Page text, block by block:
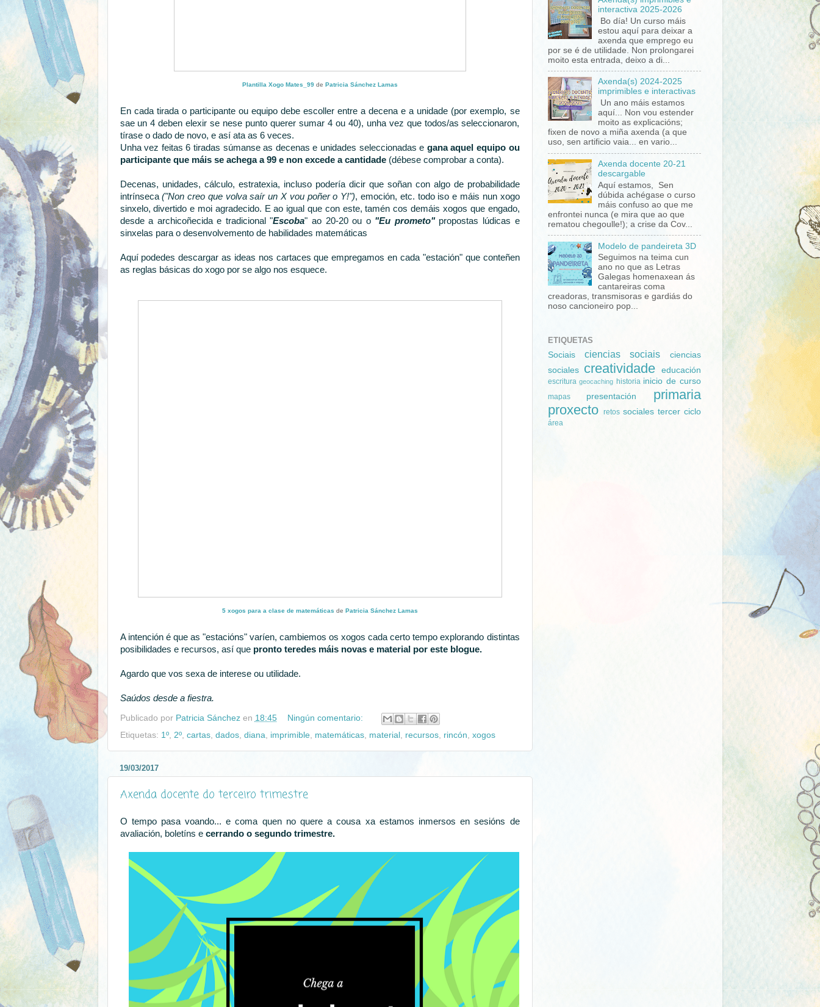
Plantilla Xogo Mates_99 de Patricia Sánchez Lamas
En cada tirada o participante ou equipo debe escoller entre a decena e a unidade (por exemplo, se
sae un 4 deben elexir se nese punto querer sumar 4 ou 40), unha vez que todos/as seleccionaron,
tírase o dado de novo, e así ata as 6 veces.
Unha vez feitas 6 tiradas súmanse as decenas e unidades seleccionadas e gana aquel equipo ou
participante que máis se achega a 99 e non excede a cantidade(débese comprobar a conta).
Decenas, unidades, cálculo, estratexia, incluso podería dicir que soñan con algo de probabilidade
intrínseca("Non creo que volva saír un X vou poñer o Y!"), emoción, etc. todo iso e máis nun xogo
sinxelo, divertido e moi agradecido. E ao igual que con este, tamén cos demáis xogos que engado,
desde a archicoñecida e tradicional "Escoba" ao 20-20 ou o "Eu prometo" propostas lúdicas e
sinxelas para o desenvolvemento de habilidades matemáticas
Aquí podedes descargar as ideas nos cartaces que empregamos en cada "estación" que conteñen
as reglas básicas do xogo por se algo nos esquece.
5 xogos para a clase de matemáticas de Patricia Sánchez Lamas
A intención é que as "estacións" varíen, cambiemos os xogos cada certo tempo explorando distintas
posibilidades e recursos, así que pronto teredes máis novas e material por este blogue.
Agardo que vos sexa de interese ou utilidade.
Saúdos desde a fiestra.
Publicado por Patricia Sánchez en 18:45
Ningún comentario:
Etiquetas: 1º, 2º, cartas, dados, diana imprimible, matemáticas, material, recursos, rincón xogos
19/03/2017
Axenda docente do terceiro trimestre
O tempo pasa voando... e coma quen no quere a cousa xa estamos inmersos en sesións de
avaliación, boletíns e cerrando o segundo trimestre.
interactiva 2025-2026
Bo día! Un curso máis
estou aquí para deixar a
axenda que emprego eu
por se é de utilidade. Non prolongarei
moito esta entrada, deixo a di...
Axenda(s) 2024-2025
imprimibles e interactivas
Un ano máis estamos
aquí... Non vou estender
moito as explicacións;
fixen de novo a miña axenda (a que
uso, sen artificio vaia... en vario...
Axenda docente 20-21
descargable
Aquí estamos, Sen
dúbida achégase o curso
máis confuso ao que me
enfrontei nunca (e mira que ao que
rematou chegoulle!); a crise da Cov...
Modelo de pandeireta 3D
Seguimos na teima cun
ano no que as Letras
Galegas homenaxean ás
cantareiras coma
creadoras, transmisoras e gardiás do
noso cancioneiro pop...
ETIQUETAS
Sociais
ciencias sociais
ciencias
sociales
creatividade educación
escritura geocaching historia inicio de curso
mapas presentación
primaria
proxecto
retos sociales tercer ciclo
área